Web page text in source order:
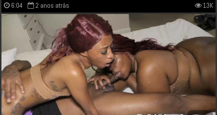
6:04 2 anos atrás 13K